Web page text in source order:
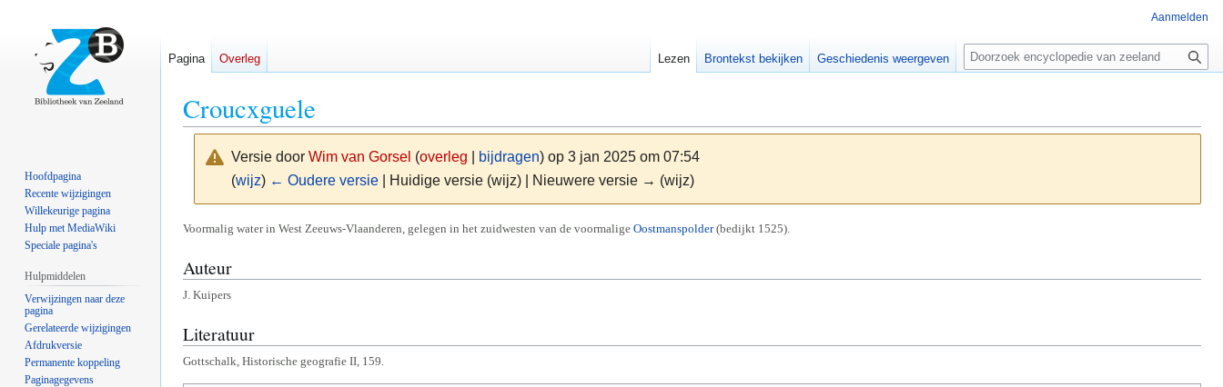
Croucxguele
Versie door Wim van Gorsel (overleg bijdragen)op 3 jan 2025 om 07:54
(wijz) ← Oudere versie| Huidige versie (wijz) | Nieuwere versie → (wijz)
Naar
springen
Naar
springen
Voormalig water in West Zeeuws-Vlaanderen, gelegen in het zuidwesten van de voormalige Oostmanspolder(bedijkt 1525).
Auteur
J. Kuipers
Literatuur
Gottschalk, Historische geografie II, 159.
Aanmelden
Pagina Overleg Lezen Brontekst bekijken Geschiedenis weergeven
Z
e
Hoofdpagina
Recente wijzigingen
Willekeurige pagina
Hulp met MediaWiki
Speciale pagina's
Hulpmiddelen
Verwijzingen naar deze
pagina
Gerelateerde wijzigingen
Afdrukversie
Permanente koppeling
Paginagegevens